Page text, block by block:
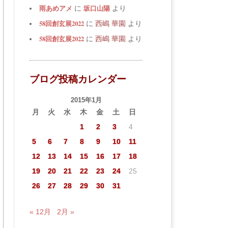
雨あめアメ に 坂口山陽 より
58回創玄展2022 に 西嶋 華園 より
58回創玄展2022 に 西嶋 華園 より
ブログ投稿カレンダー
2015年1月
月 火 水 木 金 土
日
1
2 3
4
5
6 7 8 9 10
11
12
13 14 15 16 17
18
19
20 21 22 23 24
25
26
27 28 29 30 31
« 12月 2月 »